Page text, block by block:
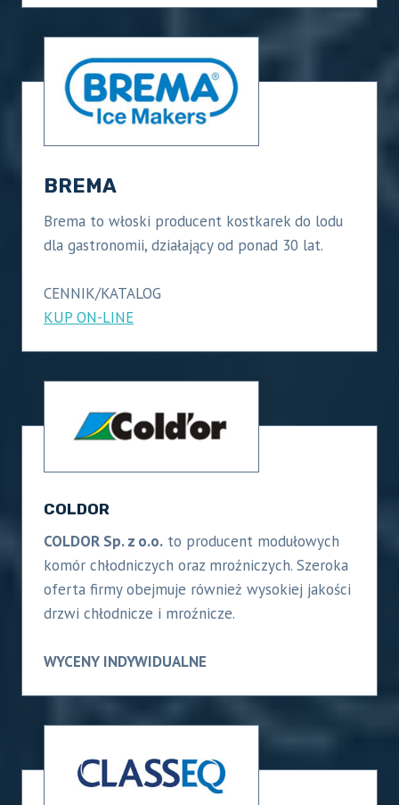
BREMA
Brema to włoski producent kostkarek do lodu
dla gastronomii, działający od ponad 30 lat.
CENNIK/KATALOG
KUP ON-LINE
COLDOR
COLDOR Sp. z o.o. to producent modułowych
komór chłodniczych oraz mroźniczych. Szeroka
oferta firmy obejmuje również wysokiej jakości
drzwi chłodnicze i mroźnicze.
WYCENY INDYWIDUALNE